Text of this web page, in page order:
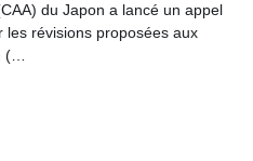
du Japon a lancé un appel
les révisions proposées aux
(…